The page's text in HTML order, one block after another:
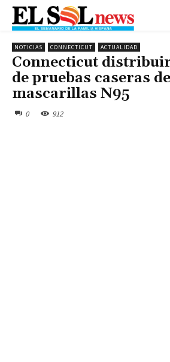
NOTICIAS CONNECTICUT ACTUALIDAD
Connecticut
de pruebas caseras
mascarillas N95
0 912